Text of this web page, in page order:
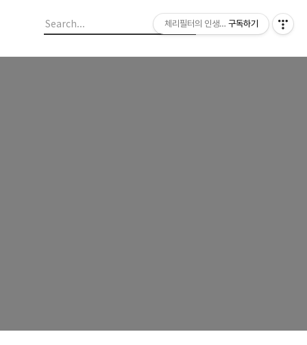
체리필터의 인생이야기구독하기